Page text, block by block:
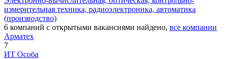
измерительная техника, радиоэлектроника, автоматика
(производство)
6 компаний с открытыми вакансиями найдено, все компании
Арматех
7
ИТ Особа